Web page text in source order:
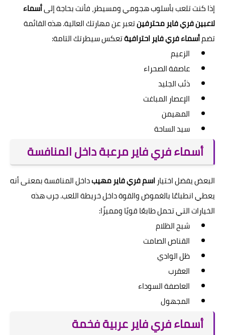
إذا كنت تلعب بأسلوب هجومي ومسيطر، فأنت بحاجة إلىأسماء
لاعبين فري فاير محترفينتعبر عن مهارتك العالية. هذه القائمة
تضمأسماء فري فاير احترافيةتعكس سيطرتك التامة:
الزعيم
عاصفة الصحراء
ذئب الجليد
الإعصار المباغت
المهيمن
سيد الساحة
أسماء فري فاير مرعبة داخل المنافسة
البعض يفضل اختيار اسم فري فاير مهيبداخل المنافسة بمعنى أنه
يعطي انطباعًا بالغموض والقوة داخل خريطة اللعب. جرب هذه
الخيارات التي تحمل طابعًا قويًا ومميزًا:
شبح الظلام
القناص الصامت
ظل الوادي
العقرب
العاصفة السوداء
المجهول
أسماء فري فاير عربية فخمة